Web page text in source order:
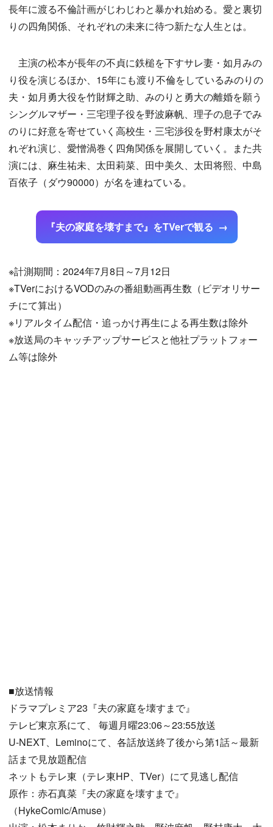
長年に渡る不倫計画がじわじわと暴かれ始める。愛と裏切
りの四角関係、それぞれの未来に待つ新たな人生とは。
主演の松本が長年の不貞に鉄槌を下すサレ妻・如月みの
り役を演じるほか、15年にも渡り不倫をしているみのりの
夫・如月勇大役を竹財輝之助、みのりと勇大の離婚を願う
シングルマザー・三宅理子役を野波麻帆、理子の息子でみ
のりに好意を寄せていく高校生・三宅渉役を野村康太がそ
れぞれ演じ、愛憎渦巻く四角関係を展開していく。また共
演には、麻生祐未、太田莉菜、田中美久、太田将熙、中島
百依子（ダウ90000）が名を連ねている。
『夫の家庭を壊すまで』をTVerで観る
※計測期間：2024年7月8日～7月12日
※TVerにおけるVODのみの番組動画再生数（ビデオリサー
チにて算出）
※リアルタイム配信・追っかけ再生による再生数は除外
※放送局のキャッチアップサービスと他社プラットフォー
ム等は除外
■放送情報
ドラマプレミア23『夫の家庭を壊すまで』
テレビ東京系にて、 毎週月曜23:06～23:55放送
U-NEXT、Leminoにて、各話放送終了後から第1話～最新
話まで見放題配信
ネットもテレ東（テレ東HP、TVer）にて見逃し配信
原作：赤石真菜『夫の家庭を壊すまで』
（HykeComic/Amuse）